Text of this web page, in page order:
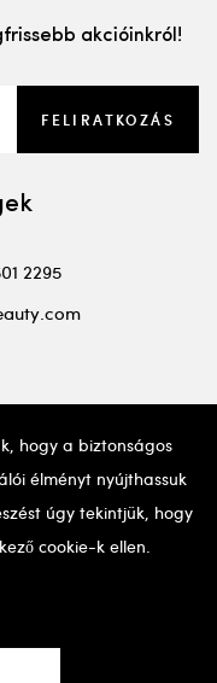
akcióinkról!
FELIRATKOZÁS
2295
kérjük,
segítségért.
hogy a biztonságos
élményt nyújthassuk
úgy tekintjük, hogy
cookie-k ellen.